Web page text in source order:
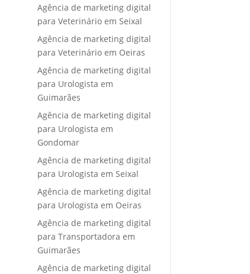
Agência de marketing digital
para Veterinário em Seixal
Agência de marketing digital
para Veterinário em Oeiras
Agência de marketing digital
para Urologista em
Guimarães
Agência de marketing digital
para Urologista em
Gondomar
Agência de marketing digital
para Urologista em Seixal
Agência de marketing digital
para Urologista em Oeiras
Agência de marketing digital
para Transportadora em
Guimarães
Agência de marketing digital